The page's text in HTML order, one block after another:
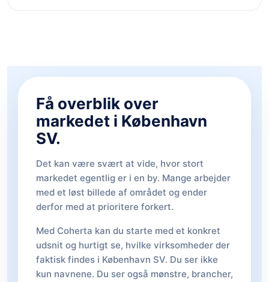
Få overblik over
markedet i København
SV.
Det kan være svært at vide, hvor stort
markedet egentlig er i en by. Mange arbejder
med et løst billede af området og ender
derfor med at prioritere forkert.
Med Coherta kan du starte med et konkret
udsnit og hurtigt se, hvilke virksomheder der
faktisk findes i København SV. Du ser ikke
kun navnene. Du ser også mønstre, brancher,